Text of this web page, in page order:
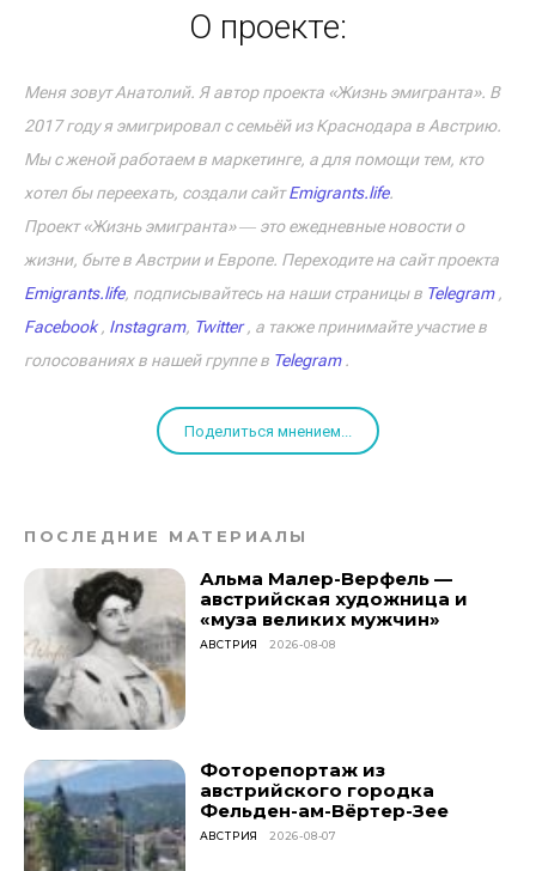
О проекте:
Меня зовут Анатолий. Я автор проекта «Жизнь эмигранта». В
2017 году я эмигрировал с семьёй из Краснодара в Австрию.
Мы с женой работаем в маркетинге, а для помощи тем, кто
хотел бы переехать, создали сайтEmigrants.life.
Проект «Жизнь эмигранта» ― это ежедневные новости о
жизни, быте в Австрии и Европе. Переходите на сайт проекта
Emigrants.life, подписывайтесь на наши страницы в Telegram,
Facebook, Instagram, Twitter, а также принимайте участие в
голосованиях в нашей группе в Telegram.
Поделиться мнением...
ПОСЛЕДНИЕ МАТЕРИАЛЫ
Альма Малер-Верфель —
австрийская художница и
«муза великих мужчин»
АВСТРИЯ 2026-08-08
Фоторепортаж из
австрийского городка
Фельден-ам-Вёртер-Зее
АВСТРИЯ 2026-08-07